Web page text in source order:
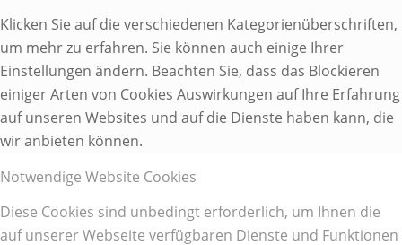
Klicken Sie auf die verschiedenen Kategorienüberschriften,
um mehr zu erfahren. Sie können auch einige Ihrer
Einstellungen ändern. Beachten Sie, dass das Blockieren
einiger Arten von Cookies Auswirkungen auf Ihre Erfahrung
auf unseren Websites und auf die Dienste haben kann, die
wir anbieten können.
Notwendige Website Cookies
Diese Cookies sind unbedingt erforderlich, um Ihnen die
auf unserer Webseite verfügbaren Dienste und Funktionen